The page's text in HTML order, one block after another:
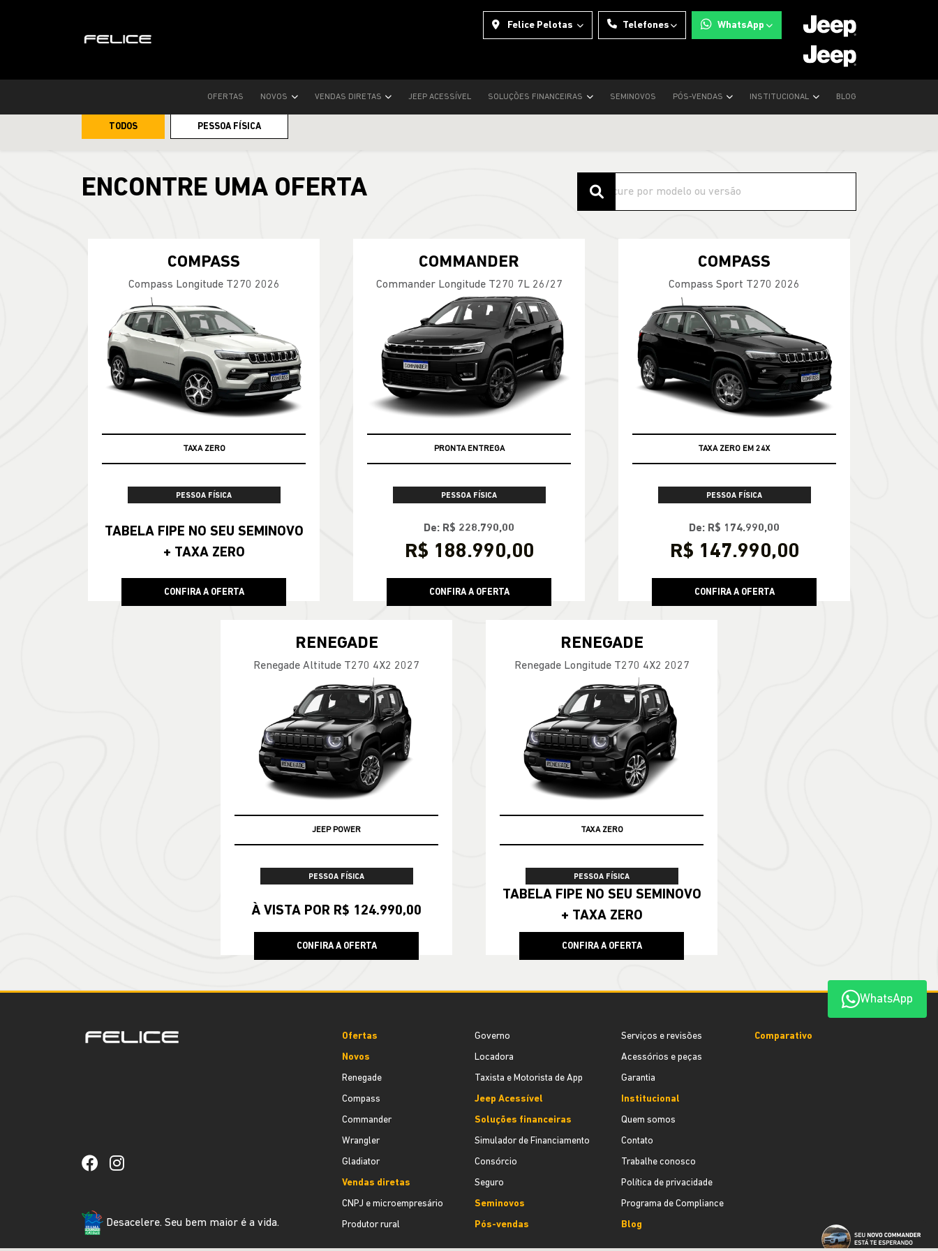
Felice Pelotas Telefones WhatsApp
OFERTAS NOVOS VENDAS DIRETAS JEEP ACESSÍVEL SOLUÇÕES FINANCEIRAS SEMINOVOS PÓS-VENDAS INSTITUCIONAL BLOG
TODOS PESSOA FÍSICA
ENCONTRE UMA OFERTA
COMPASS
Compass Longitude T270 2026
TAXA ZERO
PESSOA FÍSICA
TABELA FIPE NO SEU SEMINOVO
+ TAXA ZERO
CONFIRA A OFERTA
COMMANDER
Commander Longitude T270 7L 26/27
PRONTA ENTREGA
PESSOA FÍSICA
De: R$ 228.790,00
R$ 188.990,00
CONFIRA A OFERTA
COMPASS
Compass Sport T270 2026
TAXA ZERO EM 24X
PESSOA FÍSICA
De: R$ 174.990,00
R$ 147.990,00
CONFIRA A OFERTA
RENEGADE
Renegade Altitude T270 4X2 2027
JEEP POWER
PESSOA FÍSICA
À VISTA POR R$ 124.990,00
CONFIRA A OFERTA
RENEGADE
Renegade Longitude T270 4X2 2027
TAXA ZERO
PESSOA FÍSICA
TABELA FIPE NO SEU SEMINOVO
+ TAXA ZERO
CONFIRA A OFERTA
WhatsApp
Desacelere. Seu bem maior é a vida.
Ofertas
Novos
Renegade
Compass
Commander
Wrangler
Gladiator
Vendas diretas
CNPJ e microempresário
Produtor rural
Governo
Locadora
Taxista e Motorista de App
Jeep Acessível
Soluções financeiras
Simulador de Financiamento
Consórcio
Seguro
Seminovos
Pós-vendas
Serviços e revisões
Acessórios e peças
Garantia
Institucional
Quem somos
Contato
Trabalhe conosco
Política de privacidade
Programa de Compliance
Blog
Comparativo